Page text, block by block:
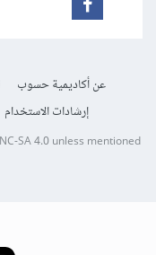
عن أكاديمية حسوب
إرشادات الاستخدام
SA 4.0unless mentioned